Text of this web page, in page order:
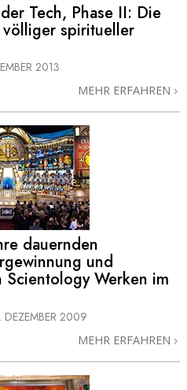
Tech, Phase II: Die
spiritueller
2013
MEHR ERFAHREN
dauernden
und
Werken im
DEZEMBER 2009
MEHR ERFAHREN